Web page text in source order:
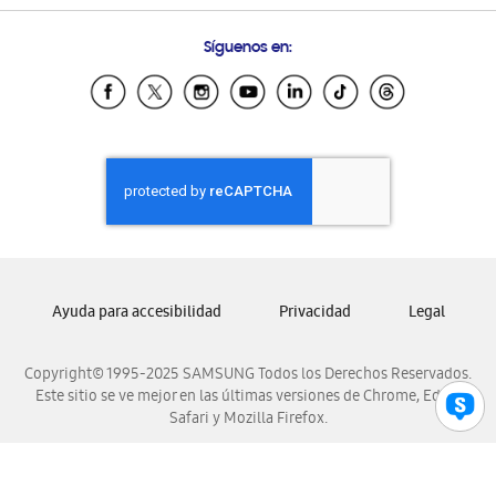
Samsung Ecuador
Samsung El Salvador
Samsung Honduras
Samsung Nicaragua
Samsung Panamá
Samsung Venezuela
Síguenos en:
Copyright© 1995-2025 SAMSUNG Todos los Derechos Reservados.
Este sitio se ve mejor en las últimas versiones de Chrome, Edge,
Safari y Mozilla Firefox.
Ayuda para accesibilidad Privacidad Legal